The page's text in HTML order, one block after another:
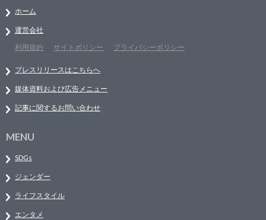
ホーム
運営会社
利用規約
サイトポリシー プライバシーポリシー
プレスリリースはこちらへ
媒体資料および広告メニュー
記事に関するお問い合わせ
MENU
SDGs
ジェンダー
ライフスタイル
エンタメ